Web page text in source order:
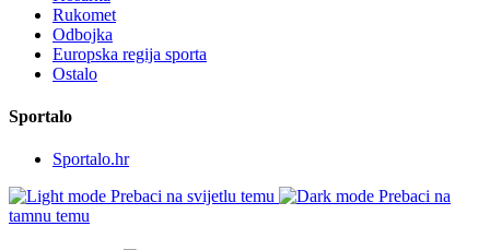
Rukomet
Odbojka
Europska regija sporta
Ostalo
Sportalo
Sportalo.hr
Prebaci na svijetlu temu
Prebaci na
tamnu temu